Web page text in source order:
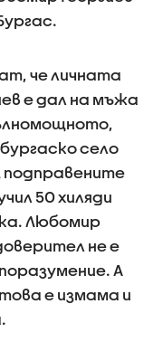
че личната
е дал на мъжа
село
подправените
50 хиляди
Любомир
не е
А
е измама и